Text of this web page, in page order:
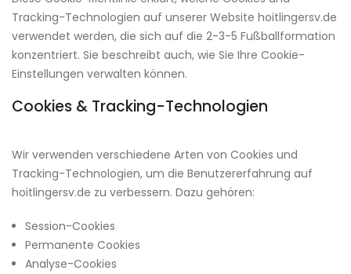
Tracking-Technologien auf unserer Website hoitlingersv.de
verwendet werden, die sich auf die 2-3-5 Fußballformation
konzentriert. Sie beschreibt auch, wie Sie Ihre Cookie-
Einstellungen verwalten können.
Cookies & Tracking-Technologien
Wir verwenden verschiedene Arten von Cookies und
Tracking-Technologien, um die Benutzererfahrung auf
hoitlingersv.de zu verbessern. Dazu gehören:
Session-Cookies
Permanente Cookies
Analyse-Cookies